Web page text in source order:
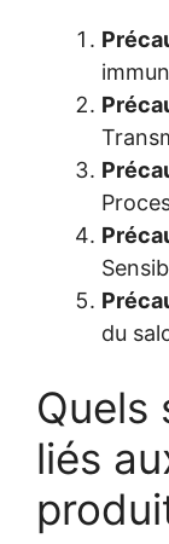
du
Quels
liés